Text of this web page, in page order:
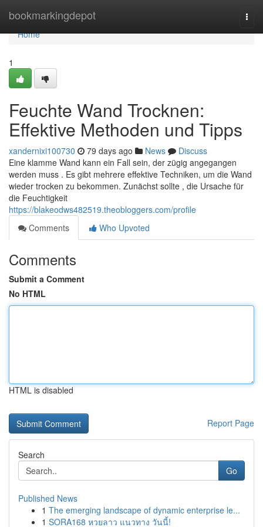
bookmarkingdepot
Home
Home
1
Feuchte Wand Trocknen:
Effektive Methoden und Tipps
xandernixi100730 79 days ago News
Discuss
Eine klamme Wand kann ein Fall sein, der zügig angegangen
werden muss . Es gibt mehrere effektive Techniken, um die Wand
wieder trocken zu bekommen. Zunächst sollte , die Ursache für
die Feuchtigkeit
https://blakeodws482519.theobloggers.com/profile
Comments
Who Upvoted
Comments
Submit a Comment
No HTML
HTML is disabled
Report Page
Search
Go
Published News
1 The emerging landscape of dynamic enterprise le...
1 SORA168 หวยลาว แนวทาง วันนี้!